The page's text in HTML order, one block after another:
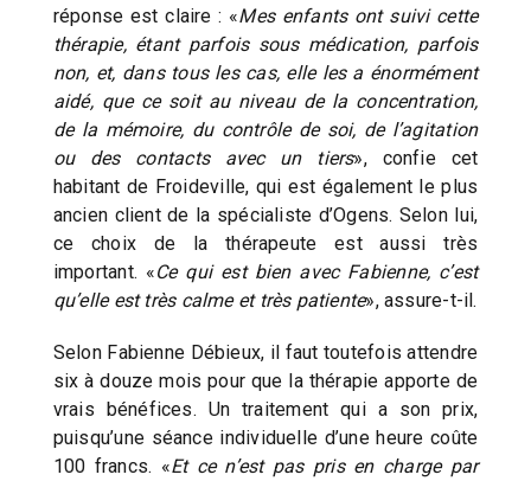
réponse est claire : «Mes enfants ont suivi cette
thérapie, étant parfois sous médication, parfois
non, et, dans tous les cas, elle les a énormément
aidé, que ce soit au niveau de la concentration,
de la mémoire, du contrôle de soi, de l’agitation
ou des contacts avec un tiers», confie cet
habitant de Froideville, qui est également le plus
ancien client de la spécialiste d’Ogens. Selon lui,
ce choix de la thérapeute est aussi très
important. «Ce qui est bien avec Fabienne, c’est
qu’elle est très calme et très patiente», assure-t-il.
Selon Fabienne Débieux, il faut toutefois attendre
six à douze mois pour que la thérapie apporte de
vrais bénéfices. Un traitement qui a son prix,
puisqu’une séance individuelle d’une heure coûte
100 francs. «Et ce n’est pas pris en charge par